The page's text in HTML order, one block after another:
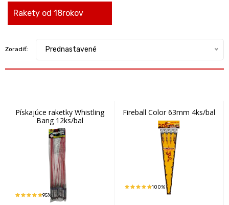
Rakety od 18rokov
Zoradiť: Prednastavené
Pískajúce raketky Whistling
Bang 12ks/bal
95%
Fireball Color 63mm 4ks/bal
100%